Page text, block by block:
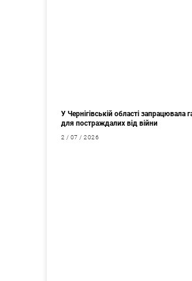
У Чернігівській області запрацювала
для постраждалих від війни
2 / 07 / 2026